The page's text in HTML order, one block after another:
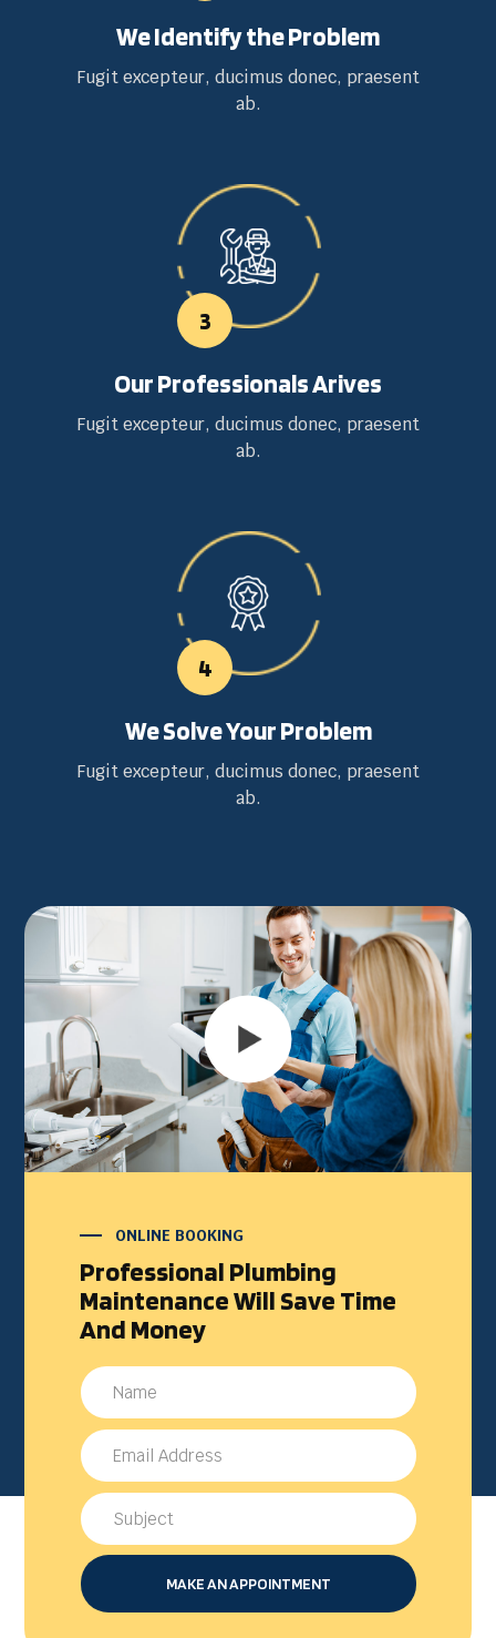
We Identify the Problem
Fugit excepteur, ducimus donec, praesent
ab.
3
Our Professionals Arives
Fugit excepteur, ducimus donec, praesent
ab.
4
We Solve Your Problem
Fugit excepteur, ducimus donec, praesent
ab.
ONLINE BOOKING
Professional Plumbing
Maintenance Will Save Time
And Money
MAKE AN APPOINTMENT